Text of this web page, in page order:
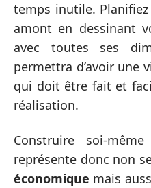
temps inutile.
amont en dessinant
avec toutes ses
permettra d’avoir une
qui doit être fait et
réalisation.
Construire soi-
représente donc non
économique mais